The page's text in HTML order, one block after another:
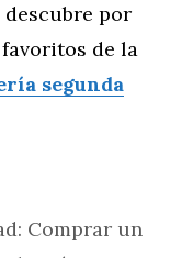
descubre por
de la
segunda
Comprar un